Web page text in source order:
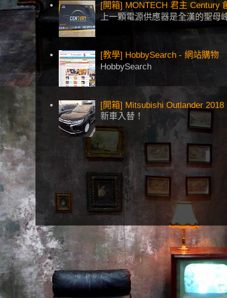
[開箱] MONTECH 君主 Century
上一顆電源供應器是全漢的聖
[教學] HobbySearch - 網站購物
HobbySearch
[開箱] Mitsubishi Outlander 2018
新車入替！